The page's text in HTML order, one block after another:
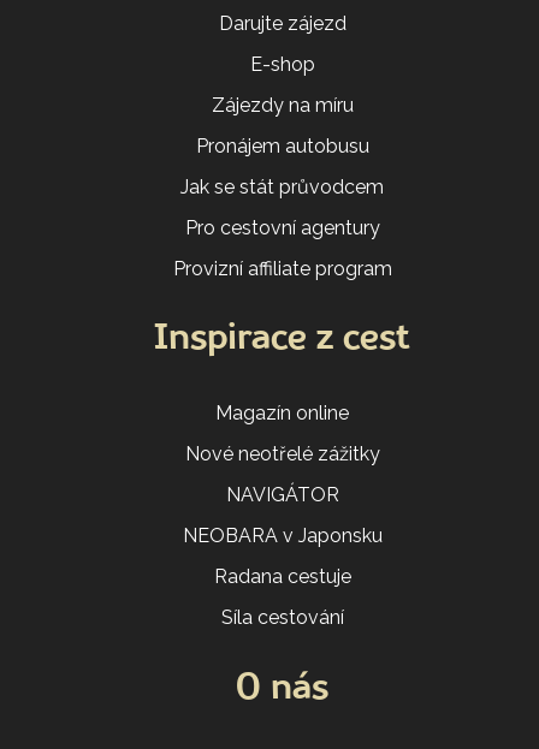
Darujte zájezd
E-shop
Zájezdy na míru
Pronájem autobusu
Jak se stát průvodcem
Pro cestovní agentury
Provizní affiliate program
Inspirace z cest
Magazín online
Nové neotřelé zážitky
NAVIGÁTOR
NEOBARA v Japonsku
Radana cestuje
Síla cestování
O nás